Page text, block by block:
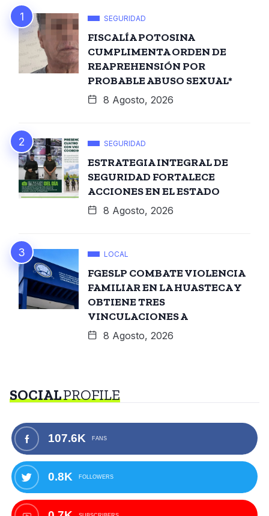
SEGURIDAD
FISCALÍA POTOSINA
CUMPLIMENTA ORDEN DE
REAPREHENSIÓN POR
PROBABLE ABUSO SEXUAL*
8 Agosto, 2026
SEGURIDAD
ESTRATEGIA INTEGRAL DE
SEGURIDAD FORTALECE
ACCIONES EN EL ESTADO
8 Agosto, 2026
LOCAL
FGESLP COMBATE VIOLENCIA
FAMILIAR EN LA HUASTECA Y
OBTIENE TRES
VINCULACIONES A
8 Agosto, 2026
SOCIALPROFILE
107.6K FANS
0.8K FOLLOWERS